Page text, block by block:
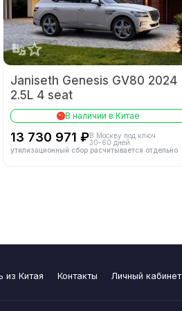
двигателя -
-
Janiseth Genesis GV80 2024
2.5L 4 seat
В наличии в Китае
13 730 971 ₽В Москву под ключ
30-60 дней
утилизационный сбор расчитывается отдельно
из Китая Контакты Личный кабинет